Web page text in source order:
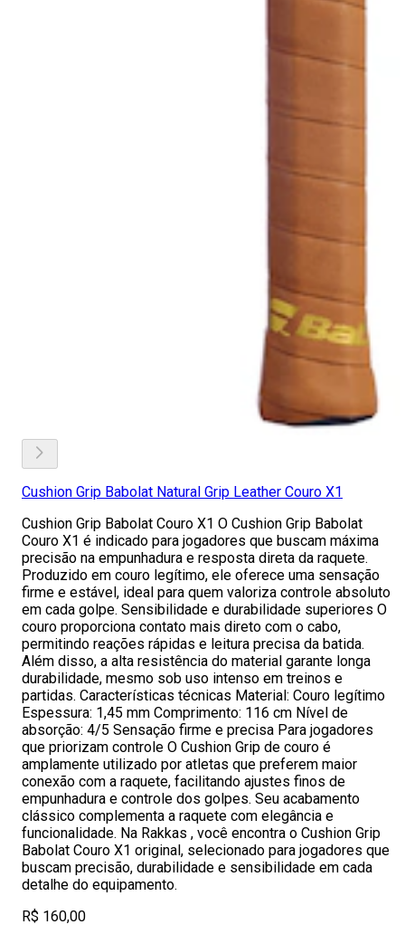
Cushion Grip Babolat Natural Grip Leather Couro X1
Cushion Grip Babolat Couro X1 O Cushion Grip Babolat
Couro X1 é indicado para jogadores que buscam máxima
precisão na empunhadura e resposta direta da raquete.
Produzido em couro legítimo, ele oferece uma sensação
firme e estável, ideal para quem valoriza controle absoluto
em cada golpe. Sensibilidade e durabilidade superiores O
couro proporciona contato mais direto com o cabo,
permitindo reações rápidas e leitura precisa da batida.
Além disso, a alta resistência do material garante longa
durabilidade, mesmo sob uso intenso em treinos e
partidas. Características técnicas Material: Couro legítimo
Espessura: 1,45 mm Comprimento: 116 cm Nível de
absorção: 4/5 Sensação firme e precisa Para jogadores
que priorizam controle O Cushion Grip de couro é
amplamente utilizado por atletas que preferem maior
conexão com a raquete, facilitando ajustes finos de
empunhadura e controle dos golpes. Seu acabamento
clássico complementa a raquete com elegância e
funcionalidade. Na Rakkas , você encontra o Cushion Grip
Babolat Couro X1 original, selecionado para jogadores que
buscam precisão, durabilidade e sensibilidade em cada
detalhe do equipamento.
R$ 160,00